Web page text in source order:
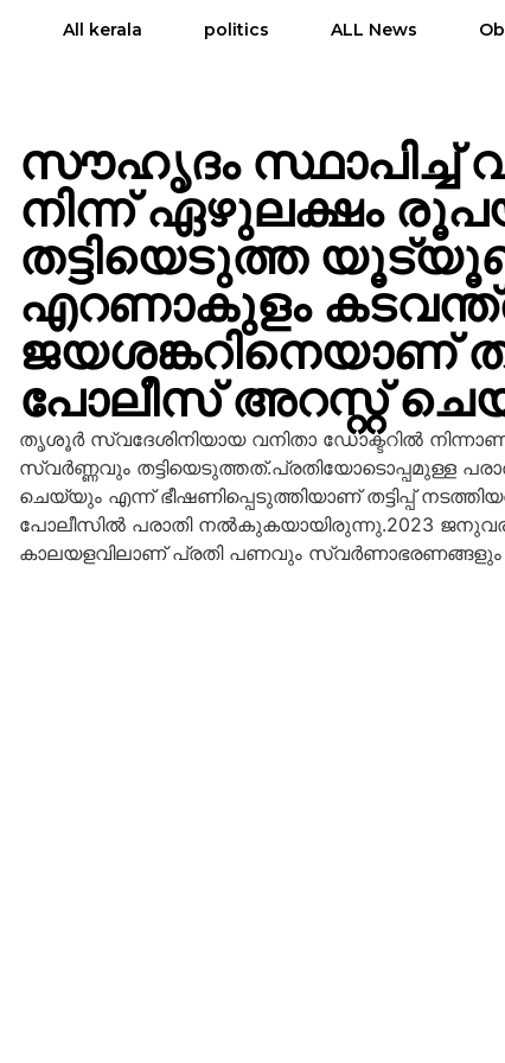
All kerala politics ALL News
സൗഹൃദം സ്ഥാപിച്ച്
നിന്ന് ഏഴുലക്ഷം
തട്ടിയെടുത്ത
എറണാകുളം
ജയശങ്കറിനെയാണ്
പോലീസ് അറസ്റ്റ്
തൃശൂർ സ്വദേശിനിയായ വനിതാ ഡോക്ടറിൽ
സ്വർണ്ണവും തട്ടിയെടുത്തത്.പ്രതിയോടൊപ്പമുള്ള
ചെയ്യും എന്ന് ഭീഷണിപ്പെടുത്തിയാണ് തട്ടിപ്പ്
പോലീസിൽ പരാതി നൽകുകയായിരുന്നു.2023
കാലയളവിലാണ് പ്രതി പണവും സ്വർണാഭരണങ്ങളും